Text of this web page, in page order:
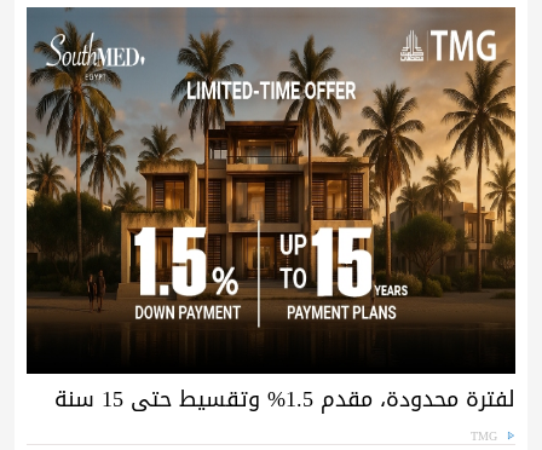
لفترة محدودة، مقدم 1.5% وتقسيط حتى 15 سنة
TMG